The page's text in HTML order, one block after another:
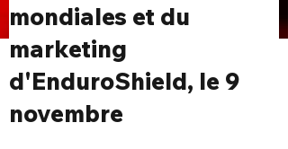
portes et fenêtres au Canada
mondiales et du
marketing
d'EnduroShield, le 9
novembre